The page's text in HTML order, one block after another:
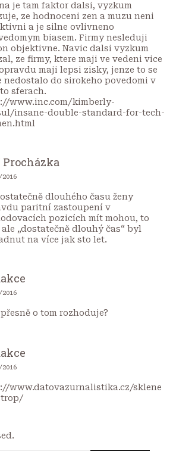
je tam faktor dalsi, vyzkum
ze hodnoceni zen a muzu neni
a je silne ovlivneno
biasem. Firmy nesleduji
objektivne. Navic dalsi vyzkum
ze firmy, ktere maji ve vedeni vice
maji lepsi zisky, jenze to se
nedostalo do sirokeho povedomi v
sferach.
www.inc.com/kimberly-
insane-double-standard-for-tech-
dlouhého času ženy
paritní zastoupení v
pozicích mít mohou, to
ale „dostatečně dlouhý čas“ byl
na více jak sto let.
o tom rozhoduje?
www.datovazurnalistika.cz/sklene